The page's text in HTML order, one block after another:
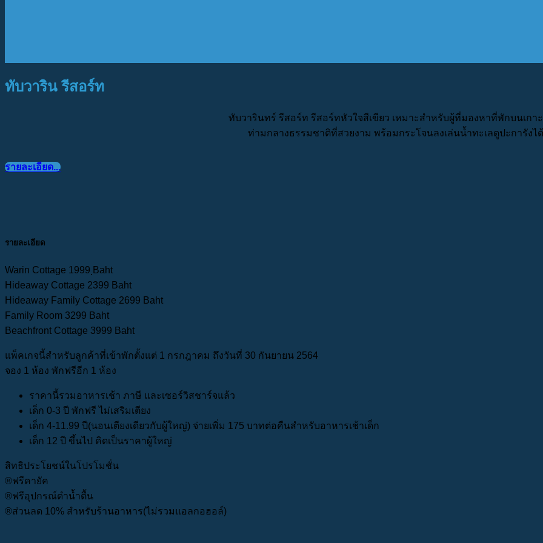
ทับวาริน รีสอร์ท
ทับวารินทร์ รีสอร์ท รีสอร์ทหัวใจสีเขียว เหมาะสำหรับผู้ที่มองหาที่พักบนเกาะ
ท่ามกลางธรรมชาติที่สวยงาม พร้อมกระโจนลงเล่นน้ำทะเลดูปะการังไ
รายละเอียด...
รายละเอียด
Warin Cottage 1999 ฺBaht
Hideaway Cottage 2399 Baht
Hideaway Family Cottage 2699 Baht
Family Room 3299 Baht
Beachfront Cottage 3999 Baht
แพ็คเกจนี้สำหรับลูกค้าที่เข้าพักตั้งแต่ 1 กรกฎาคม ถึงวันที่ 30 กันยายน 2564
จอง 1 ห้อง พักฟรีอีก 1 ห้อง
ราคานี้รวมอาหารเช้า ภาษี และเซอร์วิสชาร์จแล้ว
เด็ก 0-3 ปี พักฟรี ไม่เสริมเตียง
เด็ก 4-11.99 ปี(นอนเตียงเดียวกับผู้ใหญ่) จ่ายเพิ่ม 175 บาทต่อคืนสำหรับอาหารเช้าเด็ก
เด็ก 12 ปี ขึ้นไป คิดเป็นราคาผู้ใหญ่
สิทธิประโยชน์ในโปรโมชั่น
®ฟรีคายัค
®ฟรีอุปกรณ์ดำน้ำตื้น
®ส่วนลด 10% สำหรับร้านอาหาร(ไม่รวมแอลกอฮอล์)